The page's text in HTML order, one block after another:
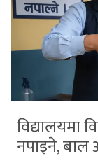
विद्यालयमा
नपाइने, बाल